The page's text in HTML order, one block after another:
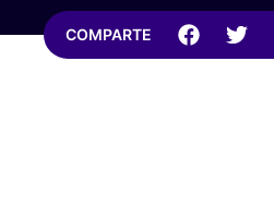
COMPARTE